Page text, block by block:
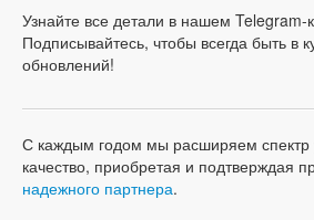
Узнайте все детали в нашем Telegram-
Подписывайтесь, чтобы всегда быть в
обновлений!
С каждым годом мы расширяем спектр
качество, приобретая и подтверждая
надежного партнера.